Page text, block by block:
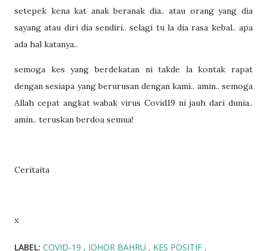
setepek kena kat anak beranak dia.. atau orang yang dia
sayang atau diri dia sendiri.. selagi tu la dia rasa kebal.. apa
ada hal katanya..
semoga kes yang berdekatan ni takde la kontak rapat
dengan sesiapa yang berurusan dengan kami.. amin.. semoga
Allah cepat angkat wabak virus Covid19 ni jauh dari dunia..
amin.. teruskan berdoa semua!
Ceritaita
x
LABEL: COVID-19 JOHOR BAHRU KES POSITIF